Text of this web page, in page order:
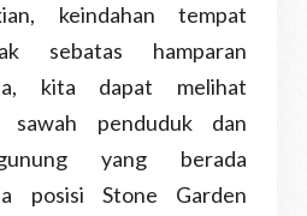
keindahan tempat
sebatas hamparan
kita dapat melihat
sawah penduduk dan
yang berada
posisi Stone Garden